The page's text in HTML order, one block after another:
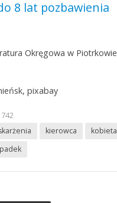
8 lat pozbawienia
Okręgowa w Piotrkowie
pixabay
742
kierowca
kobieta